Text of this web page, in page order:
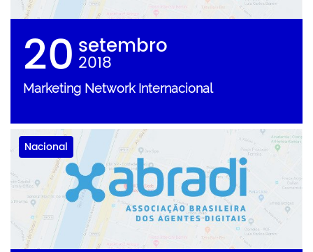
20 setembro
2018
Marketing Network Internacional
Nacional